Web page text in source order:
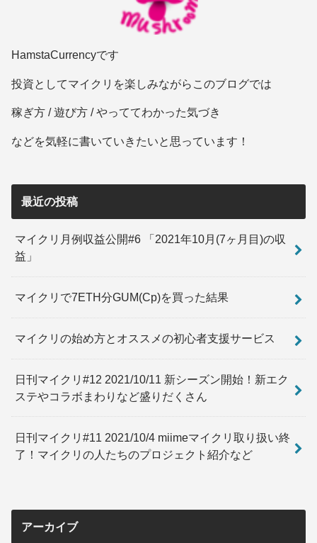
HamstaCurrencyです
投資としてマイクリを楽しみながらこのブログでは
稼ぎ方 / 遊び方 / やっててわかった気づき
などを気軽に書いていきたいと思っています！
最近の投稿
マイクリ月例収益公開#6 「2021年10月(7ヶ月目)の収
益」
マイクリで7ETH分GUM(Cp)を買った結果
マイクリの始め方とオススメの初心者支援サービス
日刊マイクリ#12 2021/10/11 新シーズン開始！新エク
ステやコラボまわりなど盛りだくさん
日刊マイクリ#11 2021/10/4 miimeマイクリ取り扱い終
了！マイクリの人たちのプロジェクト紹介など
アーカイブ